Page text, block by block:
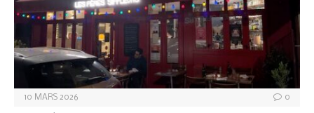
10 MARS 2026 0